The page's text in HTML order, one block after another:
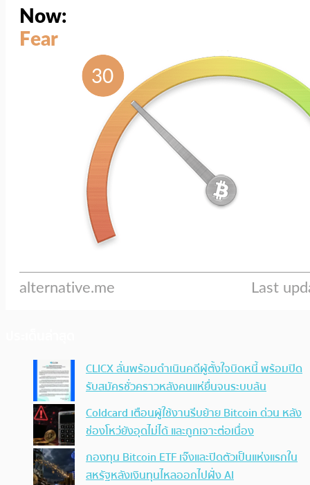
CLICX ลั่นพร้อมดำเนินคดีผู้ตั้งใจบิดหนี้ พร้อมปิด
รับสมัครชั่วคราวหลังคนแห่ยื่นจนระบบล้น
Coldcard เตือนผู้ใช้งานรีบย้าย Bitcoin ด่วน หลัง
ช่องโหว่ยังอุดไม่ได้ และถูกเจาะต่อเนื่อง
กองทุน Bitcoin ETF เจ๊งและปิดตัวเป็นแห่งแรกใน
สหรัฐหลังเงินทุนไหลออกไปฝั่ง AI